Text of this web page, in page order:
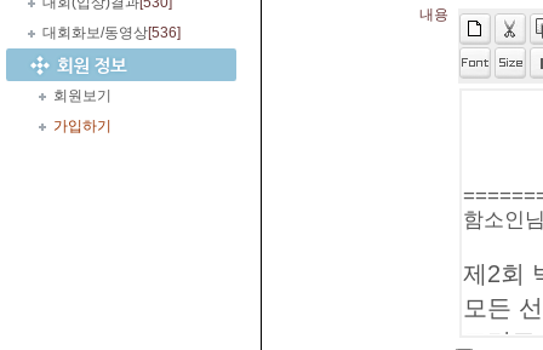
대회화보/동영상[536]
회원보기
가입하기
내용